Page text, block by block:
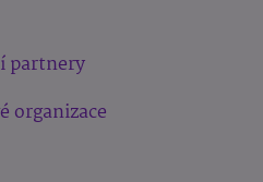
partnery
organizace